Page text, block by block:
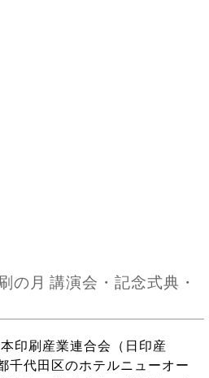
月 講演会・記念式典・
印刷産業連合会（日印産
千代田区のホテルニューオー